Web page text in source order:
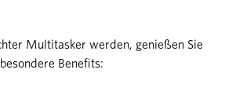
Multitasker werden, genießen Sie
Benefits: